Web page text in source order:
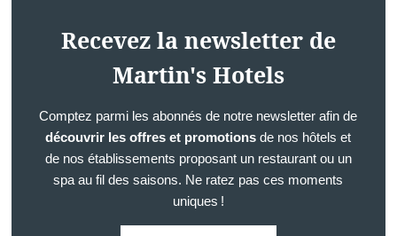
Recevez la newsletter de
Martin's Hotels
Comptez parmi les abonnés de notre newsletter afin de
découvrir les offres et promotions de nos hôtels et
de nos établissements proposant un restaurant ou un
spa au fil des saisons. Ne ratez pas ces moments
uniques !